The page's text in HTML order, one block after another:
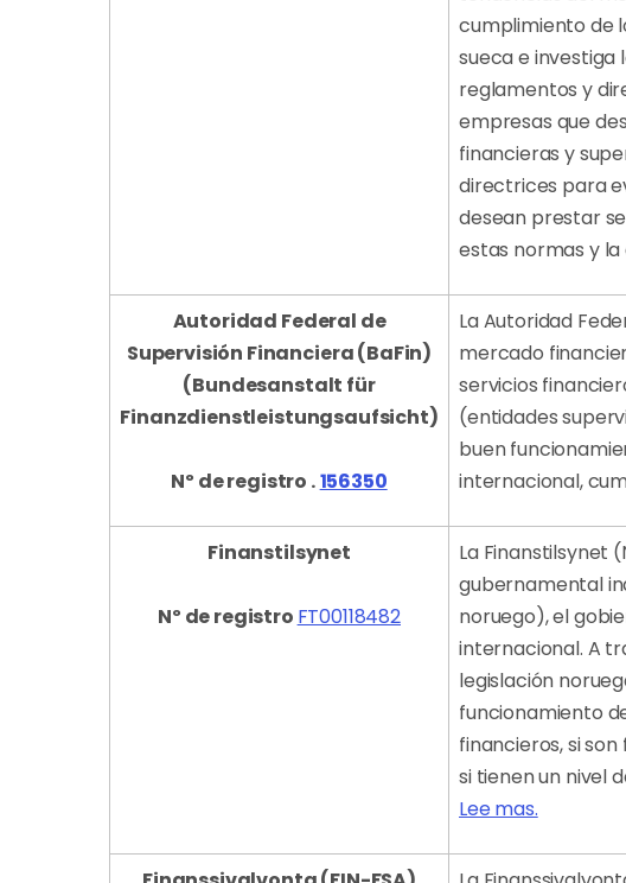
cumplimiento de
sueca e investiga
reglamentos y
empresas que
financieras y
directrices para
desean prestar
estas normas y la
Autoridad Federal de
Supervisión Financiera (BaFin)
(Bundesanstalt für
Finanzdienstleistungsaufsicht)
Nº de registro .156350
La Autoridad
mercado
servicios
(entidades
buen
internacional,
Finanstilsynet
Nº de registro FT00118482
La Finanstilsynet
gubernamental
noruego), el
internacional. A
legislación
funcionamiento
financieros, si
si tienen un nivel
Lee mas.